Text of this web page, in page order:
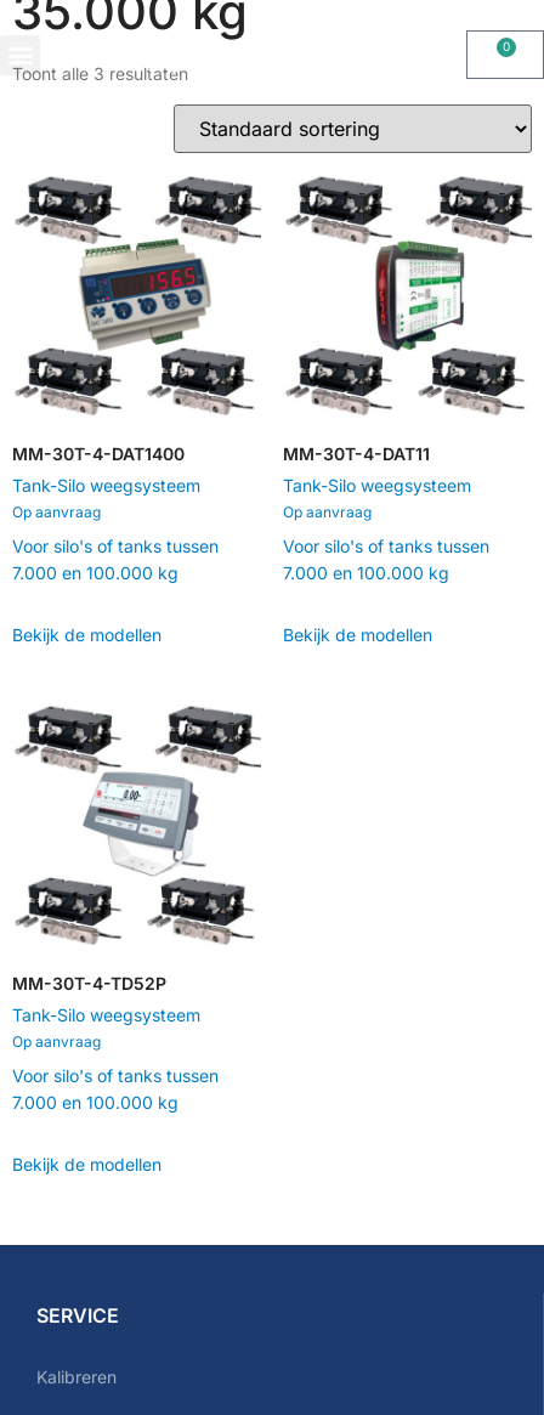
0
Toont alle 3 resultaten
MM-30T-4-DAT1400
Tank-Silo weegsysteem
Op aanvraag
Voor silo's of tanks tussen
7.000 en 100.000 kg
Bekijk de modellen
MM-30T-4-DAT11
Tank-Silo weegsysteem
Op aanvraag
Voor silo's of tanks tussen
7.000 en 100.000 kg
Bekijk de modellen
MM-30T-4-TD52P
Tank-Silo weegsysteem
Op aanvraag
Voor silo's of tanks tussen
7.000 en 100.000 kg
Bekijk de modellen
SERVICE
Kalibreren